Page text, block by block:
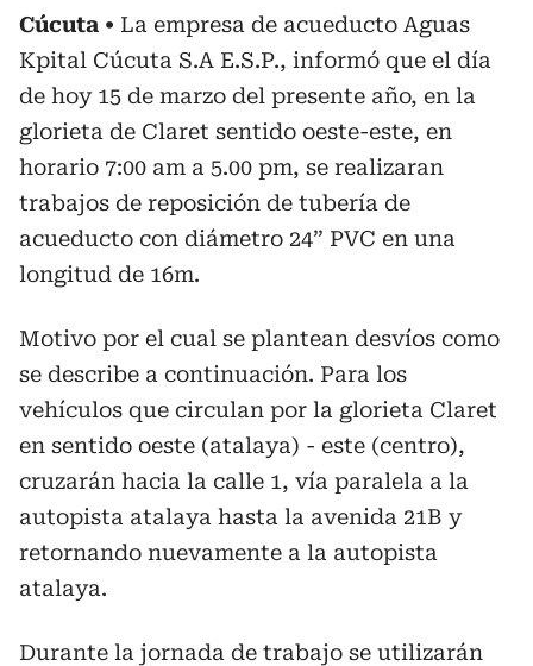
Cúcuta
La empresa de acueducto Aguas
Kpital Cúcuta S.A E.S.P., informó que el día
de hoy 15 de marzo del presente año, en la
glorieta de Claret sentido oeste-este, en
horario 7:00 am a 5.00 pm, se realizaran
trabajos de reposición de tubería de
acueducto con diámetro 24” PVC en una
longitud de 16m.
Motivo por el cual se plantean desvíos como
se describe a continuación. Para los
vehículos que circulan por la glorieta Claret
en sentido oeste (atalaya) - este (centro),
cruzarán hacia la calle 1, vía paralela a la
autopista atalaya hasta la avenida 21B y
retornando nuevamente a la autopista
atalaya.
Durante la jornada de trabajo se utilizarán